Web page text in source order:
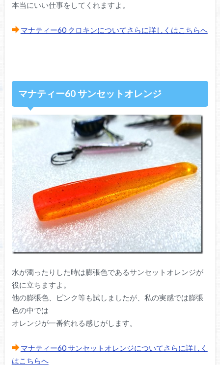
本当にいい仕事をしてくれますよ。
マナティー60 クロキンについてさらに詳しくはこちらへ
マナティー60 サンセットオレンジ
水が濁ったりした時は膨張色であるサンセットオレンジが
役に立ちますよ。
他の膨張色、ピンク等も試しましたが、私の実感では膨張
色の中では
オレンジが一番釣れる感じがします。
マナティー60 サンセットオレンジについてさらに詳しく
はこちらへ